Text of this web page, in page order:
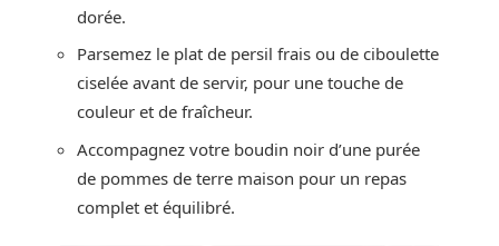
dorée.
Parsemez le plat de persil frais ou de ciboulette
ciselée avant de servir, pour une touche de
couleur et de fraîcheur.
Accompagnez votre boudin noir d’une purée
de pommes de terre maison pour un repas
complet et équilibré.